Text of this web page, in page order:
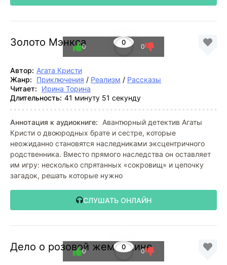
Золото Мэнкса 0
0 0
Автор: Агата Кристи
Жанр:
Приключения / Реализм / Рассказы
Читает:
Ирина Торина
Длительность: 41 минуту 51 секунду
Аннотация к аудиокниге:
Авантюрный детектив Агаты
Кристи о двоюродных брате и сестре, которые
неожиданно становятся наследниками эксцентричного
родственника. Вместо прямого наследства он оставляет
им игру: несколько спрятанных «сокровищ» и цепочку
загадок, решать которые нужно
СЛУШАТЬ ОНЛАЙН
Дело о розовой жемчужине
0
0 0